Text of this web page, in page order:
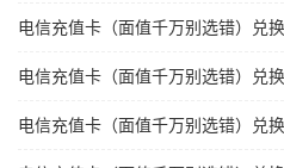
电信充值卡（面值千万别选错）兑
电信充值卡（面值千万别选错）兑
电信充值卡（面值千万别选错）兑